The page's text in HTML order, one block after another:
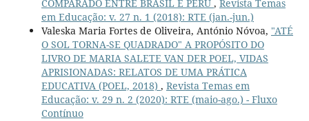
COMPARADO ENTRE BRASIL E PERU , Revista Temas
em Educação: v. 27 n. 1 (2018): RTE (jan.-jun.)
Valeska Maria Fortes de Oliveira, António Nóvoa, "ATÉ
O SOL TORNA-SE QUADRADO" A PROPÓSITO DO
LIVRO DE MARIA SALETE VAN DER POEL, VIDAS
APRISIONADAS: RELATOS DE UMA PRÁTICA
EDUCATIVA (POEL, 2018) , Revista Temas em
Educação: v. 29 n. 2 (2020): RTE (maio-ago.) - Fluxo
Contínuo